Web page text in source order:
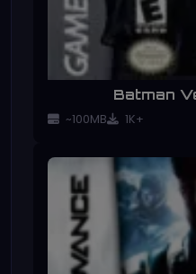
Batman
~100MB 1K+